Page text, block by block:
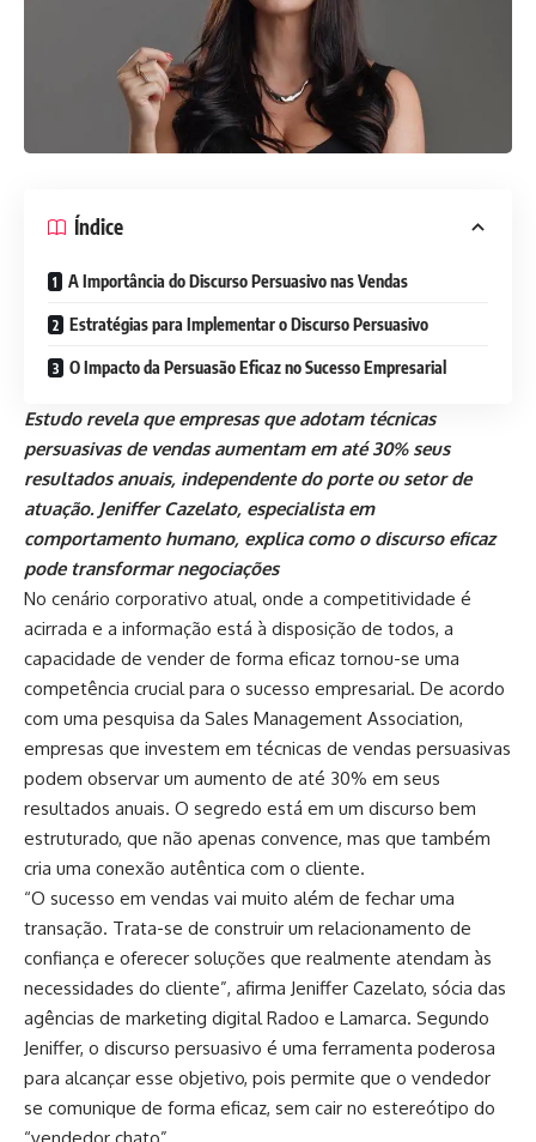
Índice
A Importância do Discurso Persuasivo nas Vendas
Estratégias para Implementar o Discurso Persuasivo
O Impacto da Persuasão Eficaz no Sucesso Empresarial
Estudo revela que empresas que adotam técnicas
persuasivas de vendas aumentam em até 30% seus
resultados anuais, independente do porte ou setor de
atuação. Jeniffer Cazelato, especialista em
comportamento humano, explica como o discurso eficaz
pode transformar negociações
No cenário corporativo atual, onde a competitividade é
acirrada e a informação está à disposição de todos, a
capacidade de vender de forma eficaz tornou-se uma
competência crucial para o sucesso empresarial. De acordo
com uma pesquisa da Sales Management Association,
empresas que investem em técnicas de vendas persuasivas
podem observar um aumento de até 30% em seus
resultados anuais. O segredo está em um discurso bem
estruturado, que não apenas convence, mas que também
cria uma conexão autêntica com o cliente.
“O sucesso em vendas vai muito além de fechar uma
transação. Trata-se de construir um relacionamento de
confiança e oferecer soluções que realmente atendam às
necessidades do cliente”, afirma Jeniffer Cazelato, sócia das
agências de marketing digital Radoo e Lamarca. Segundo
Jeniffer, o discurso persuasivo é uma ferramenta poderosa
para alcançar esse objetivo, pois permite que o vendedor
se comunique de forma eficaz, sem cair no estereótipo do
“vendedor chato”.